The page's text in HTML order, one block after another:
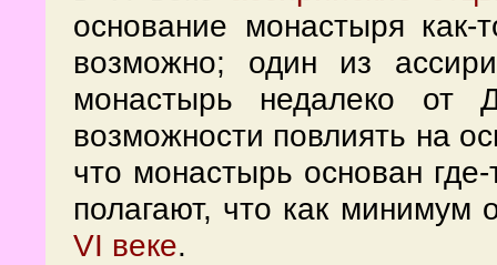
основание монастыря
возможно; один из
монастырь недалеко от
возможности повлиять на
что монастырь основан
полагают, что как минимум
VI веке.